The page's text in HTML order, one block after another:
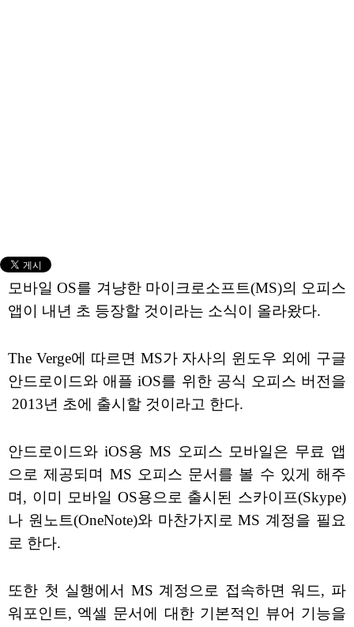
모바일 OS를 겨냥한 마이크로소프트(MS)의 오피스
앱이 내년 초 등장할 것이라는 소식이 올라왔다.
The Verge에 따르면 MS가 자사의 윈도우 외에 구글
안드로이드와 애플 iOS를 위한 공식 오피스 버전을
2013년 초에 출시할 것이라고 한다.
안드로이드와 iOS용 MS 오피스 모바일은 무료 앱
으로 제공되며 MS 오피스 문서를 볼 수 있게 해주
며, 이미 모바일 OS용으로 출시된 스카이프(Skype)
나 원노트(OneNote)와 마찬가지로 MS 계정을 필요
로 한다.
또한 첫 실행에서 MS 계정으로 접속하면 워드, 파
워포인트, 엑셀 문서에 대한 기본적인 뷰어 기능을